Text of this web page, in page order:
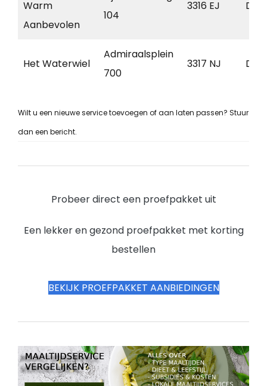
Warm
Aanbevolen
104
3316 EJ
Het Waterwiel
Admiraalsplein
700
3317 NJ
Wilt u een nieuwe service toevoegen of aan laten passen? Stuur
dan een bericht.
Probeer direct een proefpakket uit
Een lekker en gezond proefpakket met korting
bestellen
BEKIJK PROEFPAKKET AANBIEDINGEN